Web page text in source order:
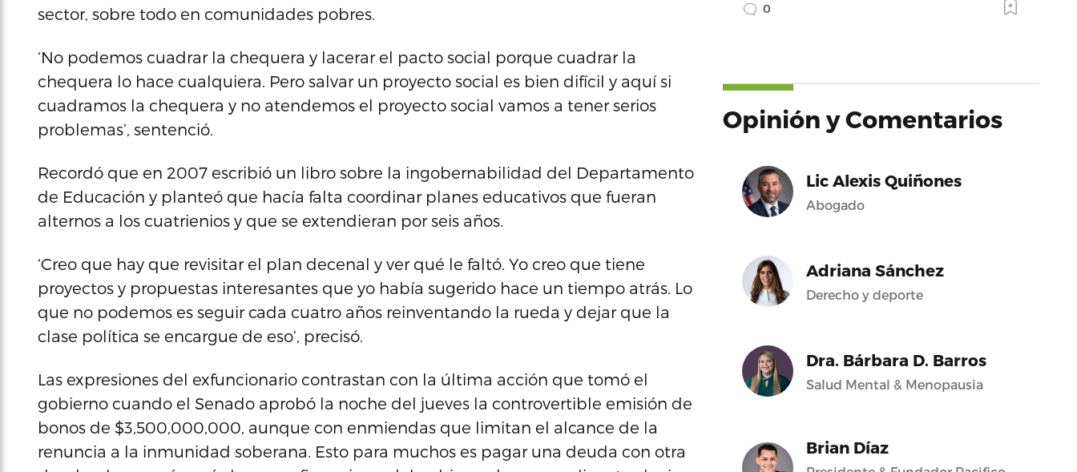
sector, sobre todo en comunidades pobres.
‘No podemos cuadrar la chequera y lacerar el pacto social porque cuadrar la
chequera lo hace cualquiera. Pero salvar un proyecto social es bien difícil y aquí si
cuadramos la chequera y no atendemos el proyecto social vamos a tener serios
problemas’, sentenció.
Recordó que en 2007 escribió un libro sobre la ingobernabilidad del Departamento
de Educación y planteó que hacía falta coordinar planes educativos que fueran
alternos a los cuatrienios y que se extendieran por seis años.
‘Creo que hay que revisitar el plan decenal y ver qué le faltó. Yo creo que tiene
proyectos y propuestas interesantes que yo había sugerido hace un tiempo atrás. Lo
que no podemos es seguir cada cuatro años reinventando la rueda y dejar que la
clase política se encargue de eso’, precisó.
Las expresiones del exfuncionario contrastan con la última acción que tomó el
gobierno cuando el Senado aprobó la noche del jueves la controvertible emisión de
bonos de $3,500,000,000, aunque con enmiendas que limitan el alcance de la
renuncia a la inmunidad soberana. Esto para muchos es pagar una deuda con otra
0
Opinión y Comentarios
Lic Alexis Quiñones
Abogado
Adriana Sánchez
Derecho y deporte
Dra. Bárbara D. Barros
Salud Mental & Menopausia
Brian Díaz